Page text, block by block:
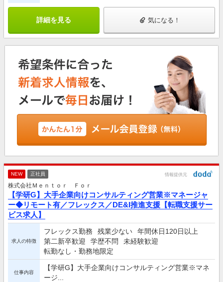
詳細を見る 気になる！
NEW 正社員 情報提供元
株式会社Ｍｅｎｔｏｒ Ｆｏｒ
【学研G】大手企業向けコンサルティング営業※マネージャ
ー◆リモート有／フレックス／DE&I推進支援【転職支援サー
ビス求人】
求人の特徴
フレックス勤務 残業少ない
年間休日120日以上
第二新卒歓迎
学歴不問
未経験歓迎
転勤なし・勤務地限定
仕事内容
【学研G】大手企業向けコンサルティング営業※マネ
ージ...